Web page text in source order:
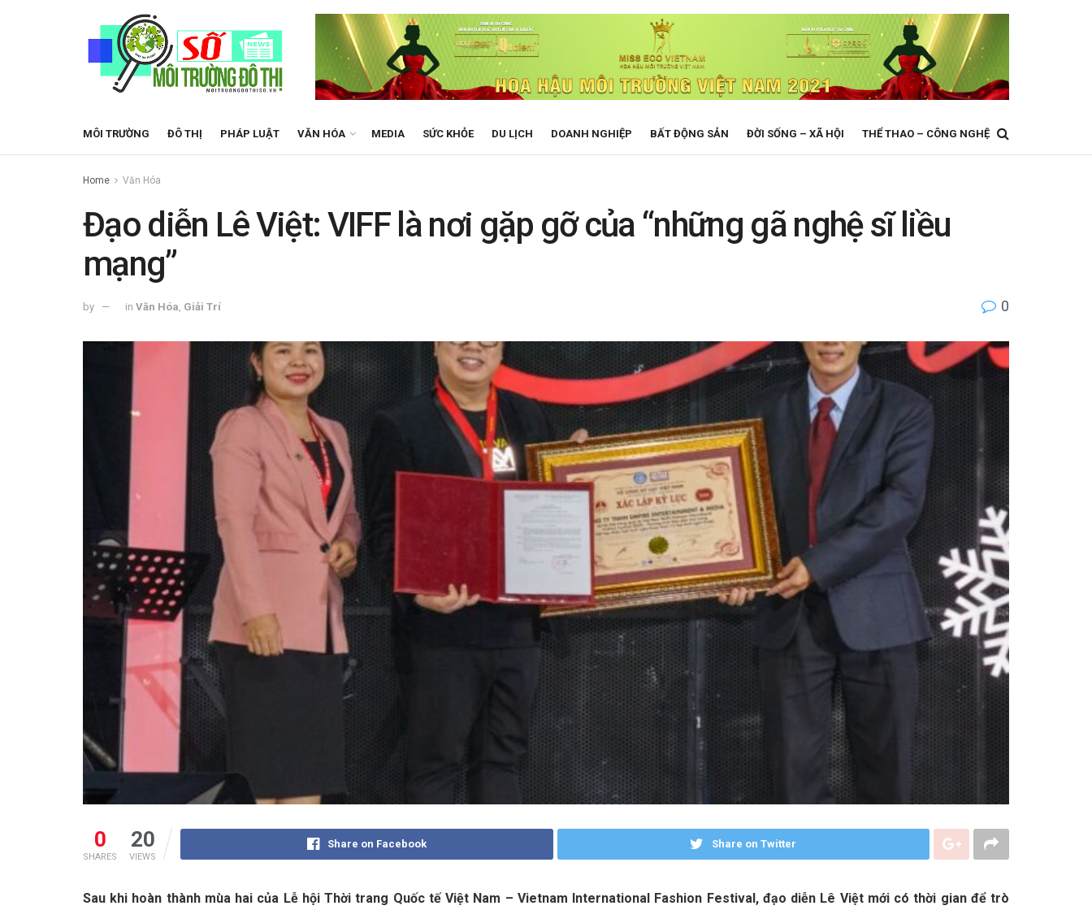
MÔI TRƯỜNG ĐÔ THỊ PHÁP LUẬT VĂN HÓA MEDIA SỨC KHỎE DU LỊCH DOANH NGHIỆP BẤT ĐỘNG SẢN ĐỜI SỐNG – XÃ HỘI THỂ THAO – CÔNG NGHỆ
Home Văn Hóa
Đạo diễn Lê Việt: VIFF là nơi gặp gỡ của “những gã nghệ sĩ liều
mạng”
by in Văn Hóa Giải Trí 0
0
SHARES
20
VIEWS
Share on Facebook Share on Twitter
Sau khi hoàn thành mùa hai của Lễ hội Thời trang Quốc tế Việt Nam – Vietnam International Fashion Festival, đạo diễn Lê Việt mới có thời gian để trò